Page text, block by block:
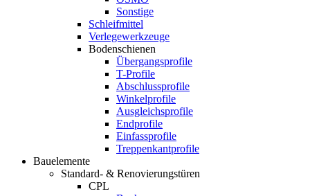
Sonstige
Schleifmittel
Verlegewerkzeuge
Bodenschienen
Übergangsprofile
T-Profile
Abschlussprofile
Winkelprofile
Ausgleichsprofile
Endprofile
Einfassprofile
Treppenkantprofile
Bauelemente
Standard- & Renovierungstüren
CPL